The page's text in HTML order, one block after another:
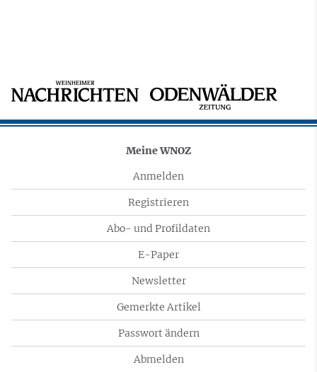
Meine WNOZ
Anmelden
Registrieren
Abo- und Profildaten
E-Paper
Newsletter
Gemerkte Artikel
Passwort ändern
Abmelden